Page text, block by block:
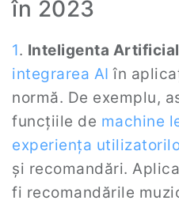
în 2023
1. Inteligenta
integrarea AI în
normă. De exemplu,
funcțiile de machine
experiența
și recomandări.
fi recomandările